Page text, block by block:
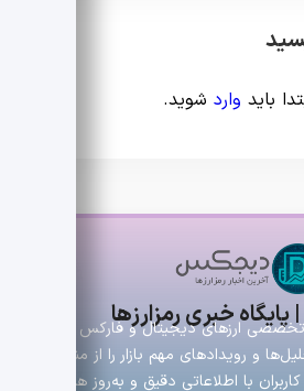
باید وارد شوید.
خبری رمزارزها
ارزهای دیجیتال و فارکس است
و رویدادهای مهم بازار را از منابع
با اطلاعاتی دقیق و به‌روز همراه